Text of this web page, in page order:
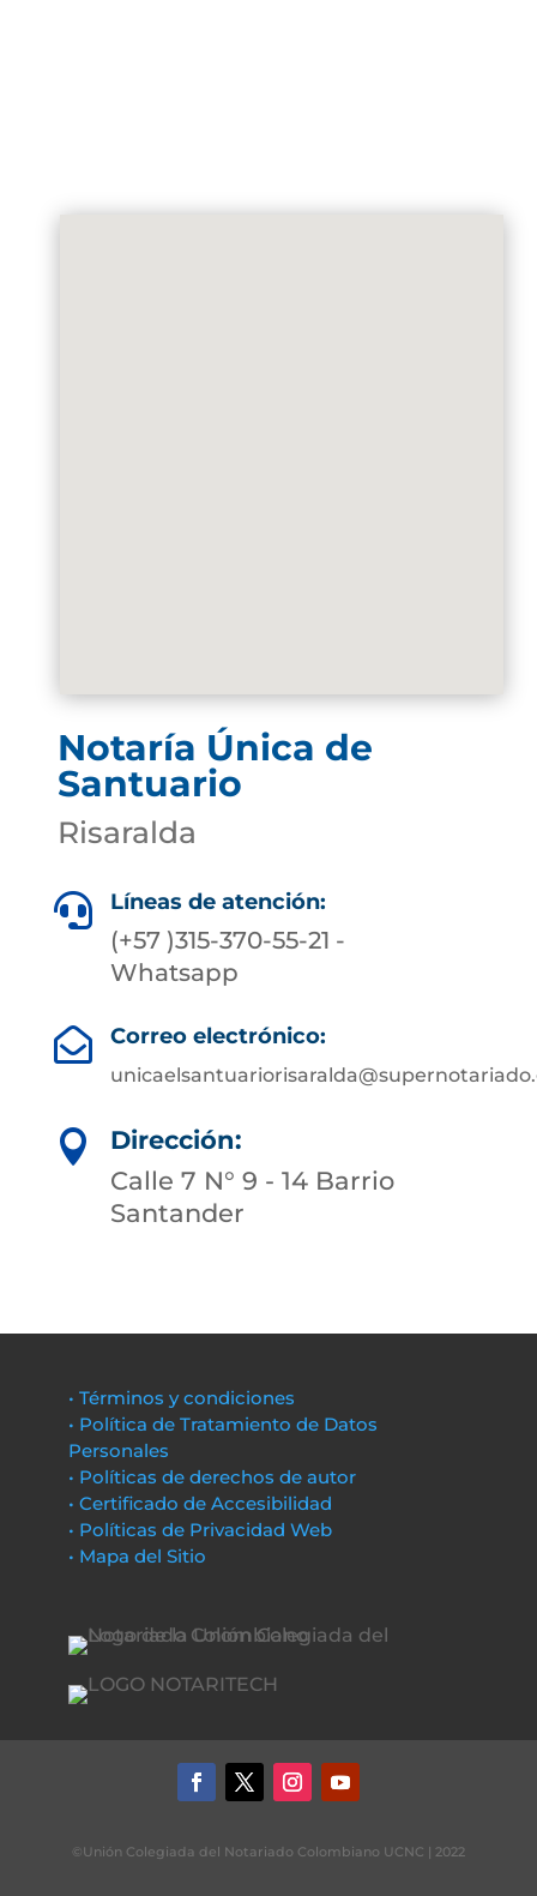
Notaría Única de
Santuario
Risaralda
 Líneas de atención:
(+57 )315-370-55-21 -
Whatsapp
 Correo electrónico:

Dirección:
Calle 7 N° 9 - 14 Barrio
Santander
• Términos y condiciones
• Política de Tratamiento de Datos
Personales
• Políticas de derechos de autor
• Certificado de Accesibilidad
• Políticas de Privacidad Web
• Mapa del Sitio
©Unión Colegiada del Notariado Colombiano UCNC | 2022